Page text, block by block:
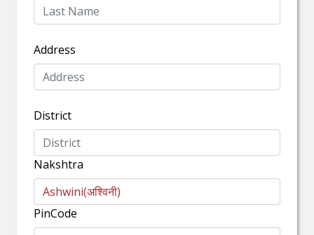
Address
District
Nakshtra
PinCode